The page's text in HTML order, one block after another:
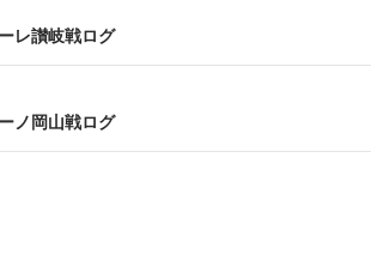
レ讃岐戦ログ
ノ岡山戦ログ